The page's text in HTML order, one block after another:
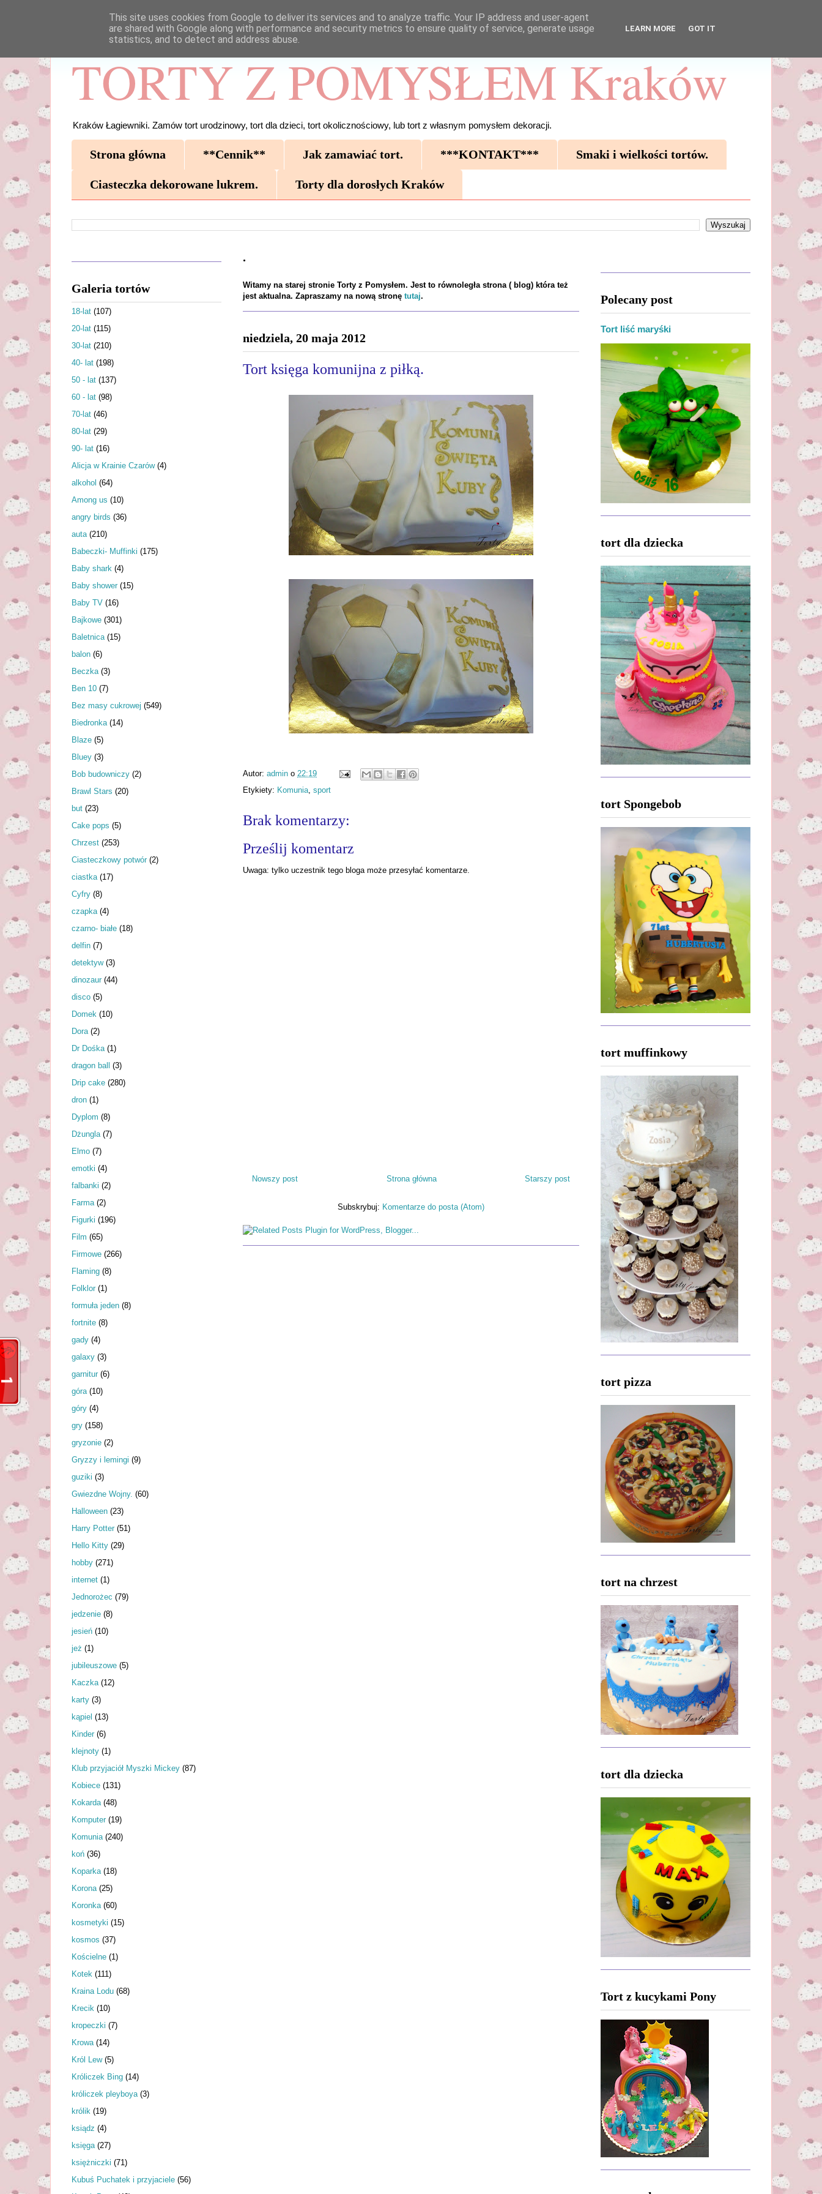
TORTY Z POMYSŁEM Kraków
Kraków Łagiewniki. Zamów tort urodzinowy, tort dla dzieci, tort okolicznościowy, lub tort z własnym pomysłem dekoracji.
Strona główna **Cennik** Jak zamawiać tort. ***KONTAKT*** Smaki i wielkości tortów.
Ciasteczka dekorowane lukrem. Torty dla dorosłych Kraków
.
Witamy na starej stronie Torty z Pomysłem. Jest to równoległa strona ( blog) która też
jest aktualna. Zapraszamy na nową stronę tutaj.
niedziela, 20 maja 2012
Tort księga komunijna z piłką.
Autor: admin o 22:19
Etykiety: Komunia sport
Brak komentarzy:
Prześlij komentarz
Uwaga: tylko uczestnik tego bloga może przesyłać komentarze.
Nowszy post Starszy post
Strona główna
Subskrybuj: Komentarze do posta (Atom)
Galeria tortów
18-lat (107)
20-lat (115)
30-lat (210)
40- lat (198)
50 - lat (137)
60 - lat (98)
70-lat (46)
80-lat (29)
90- lat (16)
Alicja w Krainie Czarów (4)
alkohol (64)
Among us (10)
angry birds (36)
auta (210)
Babeczki- Muffinki (175)
Baby shark (4)
Baby shower (15)
Baby TV (16)
Bajkowe (301)
Baletnica (15)
balon (6)
Beczka (3)
Ben 10 (7)
Bez masy cukrowej (549)
Biedronka (14)
Blaze (5)
Bluey (3)
Bob budowniczy (2)
Brawl Stars (20)
but (23)
Cake pops (5)
Chrzest (253)
Ciasteczkowy potwór (2)
ciastka (17)
Cyfry (8)
czapka (4)
czarno- białe (18)
delfin (7)
detektyw (3)
dinozaur (44)
disco (5)
Domek (10)
Dora (2)
Dr Dośka (1)
dragon ball (3)
Drip cake (280)
dron (1)
Dyplom (8)
Dżungla (7)
Elmo (7)
emotki (4)
falbanki (2)
Farma (2)
Figurki (196)
Film (65)
Firmowe (266)
Flaming (8)
Folklor (1)
formuła jeden (8)
fortnite (8)
gady (4)
galaxy (3)
garnitur (6)
góra (10)
góry (4)
gry (158)
gryzonie (2)
Gryzzy i lemingi (9)
guziki (3)
Gwiezdne Wojny. (60)
Halloween (23)
Harry Potter (51)
Hello Kitty (29)
hobby (271)
internet (1)
Jednorożec (79)
jedzenie (8)
jesień (10)
jeż (1)
jubileuszowe (5)
Kaczka (12)
karty (3)
kąpiel (13)
Kinder (6)
klejnoty (1)
Klub przyjaciół Myszki Mickey (87)
Kobiece (131)
Kokarda (48)
Komputer (19)
Komunia (240)
koń (36)
Koparka (18)
Korona (25)
Koronka (60)
kosmetyki (15)
kosmos (37)
Kościelne (1)
Kotek (111)
Kraina Lodu (68)
Krecik (10)
kropeczki (7)
Krowa (14)
Król Lew (5)
Króliczek Bing (14)
króliczek pleyboya (3)
królik (19)
ksiądz (4)
księga (27)
księżniczki (71)
Kubuś Puchatek i przyjaciele (56)
Polecany post
Tort liść maryśki
tort dla dziecka
tort Spongebob
tort muffinkowy
tort pizza
tort na chrzest
tort dla dziecka
Tort z kucykami Pony
This site uses cookies from Google to deliver its services and to analyze traffic. Your IP address and user-agent
are shared with Google along with performance and security metrics to ensure quality of service, generate usage
statistics, and to detect and address abuse.
LEARN MORE GOT IT